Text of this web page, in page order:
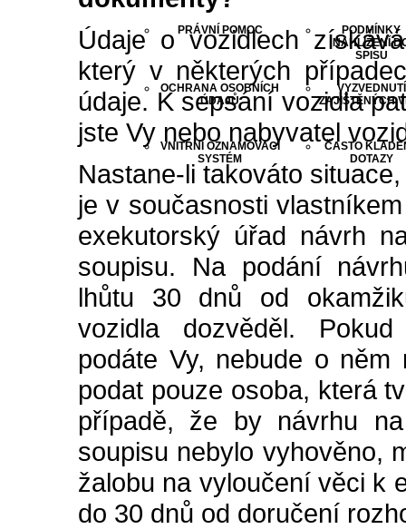
PRÁVNÍ POMOC
OCHRANA OSOBNÍCH
ÚDAJŮ
VNITŘNÍ OZNAMOVACÍ
SYSTÉM
PODMÍNKY
NAHLÍŽENÍ
SPISU
VYZVEDNUTÍ
ZAJIŠTĚNÝCH
ČASTO
DOTAZY
Údaje o vozidlech
který v některých
údaje. K sepsání vozidla
jste Vy nebo nabyvatel
Nastane-li takováto
je v současnosti
exekutorský úřad návrh
soupisu. Na podání
lhůtu 30 dnů od
vozidla dozvěděl.
podáte Vy, nebude o něm
podat pouze osoba, která
případě, že by návrhu
soupisu nebylo vyhověno,
žalobu na vyloučení věci k
do 30 dnů od doručení